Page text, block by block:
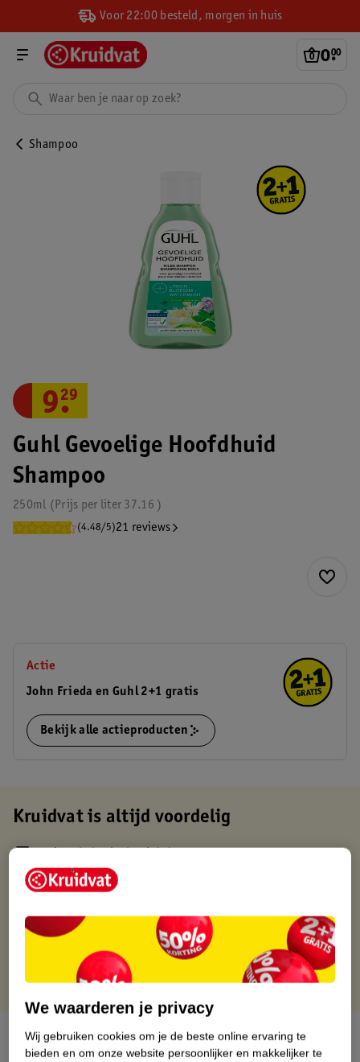
Voor 22:00 besteld, morgen in huis
0.
00
Shampoo
Guhl Gevoelige Hoofdhuid
Shampoo
250ml 37.16
Prijs per liter
(4.48/5)21 reviews
9.
29
Actie
John Frieda en Guhl 2+1 gratis
Bekijk alle actieproducten
Kruidvat is altijd voordelig
Op werkdagen voor 22:00 uur besteld, volgende dag in huis
Gratis thuisbezorgd vanaf 50.00
Gratis punten met je Kruidvat kaart
Over dit product
We waarderen je privacy
Wij gebruiken cookies om je de beste online ervaring te
bieden en om onze website persoonlijker en makkelijker te